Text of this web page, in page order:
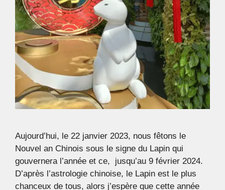
Aujourd’hui, le 22 janvier 2023, nous fêtons le
Nouvel an Chinois sous le signe du Lapin qui
gouvernera l’année et ce, jusqu’au 9 février 2024.
D’après l’astrologie chinoise, le Lapin est le plus
chanceux de tous, alors j’espère que cette année